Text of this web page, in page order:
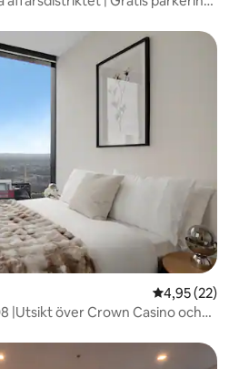
4,95 av 5 i
4,95 (22)
|Utsikt över Crown Casino och